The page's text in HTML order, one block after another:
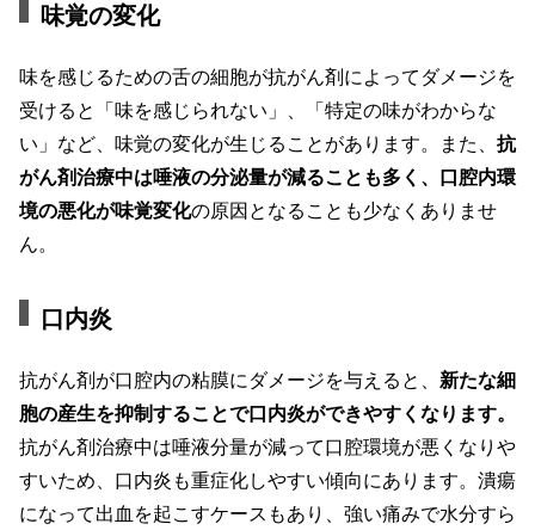
味覚の変化
味を感じるための舌の細胞が抗がん剤によってダメージを
受けると「味を感じられない」、「特定の味がわからな
い」など、味覚の変化が生じることがあります。また、 抗
がん剤治療中は唾液の分泌量が減ることも多く、口腔内環
境の悪化が味覚変化の原因となることも少なくありませ
ん。
口内炎
抗がん剤が口腔内の粘膜にダメージを与えると、 新たな細
胞の産生を抑制することで口内炎ができやすくなります。
抗がん剤治療中は唾液分量が減って口腔環境が悪くなりや
すいため、口内炎も重症化しやすい傾向にあります。潰瘍
になって出血を起こすケースもあり、強い痛みで水分すら